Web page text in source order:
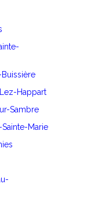
Happart
Sambre
Marie